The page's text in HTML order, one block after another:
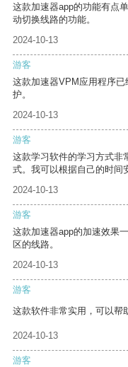
这款加速器app的功能有点
动切换线路的功能。
2024-10-13
游客
这款加速器VPM应用程序
护。
2024-10-13
游客
这款学习软件的学习方式非
式。我可以根据自己的时间
2024-10-13
游客
这款加速器app的加速效果
区的线路。
2024-10-13
游客
这款软件非常实用，可以帮
2024-10-13
游客